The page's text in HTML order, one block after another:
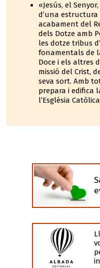
«Jesús, el
d’una
acabament del
dels Dotze amb
les dotze tribus
fonamentals de
Doce i els altres
missió del Crist,
seva sort. Amb
prepara i edifica
l’Església